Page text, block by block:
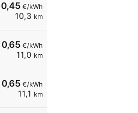
0,45€/kWh
10,3 km
0,65€/kWh
11,0 km
0,65€/kWh
11,1 km